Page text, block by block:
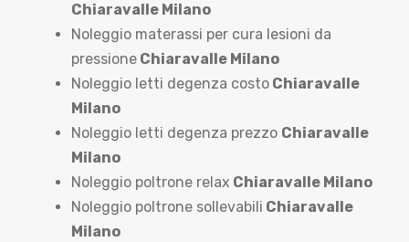
Chiaravalle Milano
Noleggio materassi per cura lesioni da
pressione Chiaravalle Milano
Noleggio letti degenza costo Chiaravalle
Milano
Noleggio letti degenza prezzo Chiaravalle
Milano
Noleggio poltrone relax Chiaravalle Milano
Noleggio poltrone sollevabili Chiaravalle
Milano